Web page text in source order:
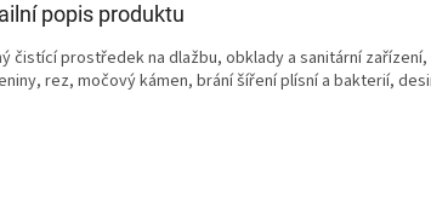
popis produktu
čistící prostředek na dlažbu, obklady a sanitární zařízení,
rez, močový kámen, brání šíření plísní a bakterií,